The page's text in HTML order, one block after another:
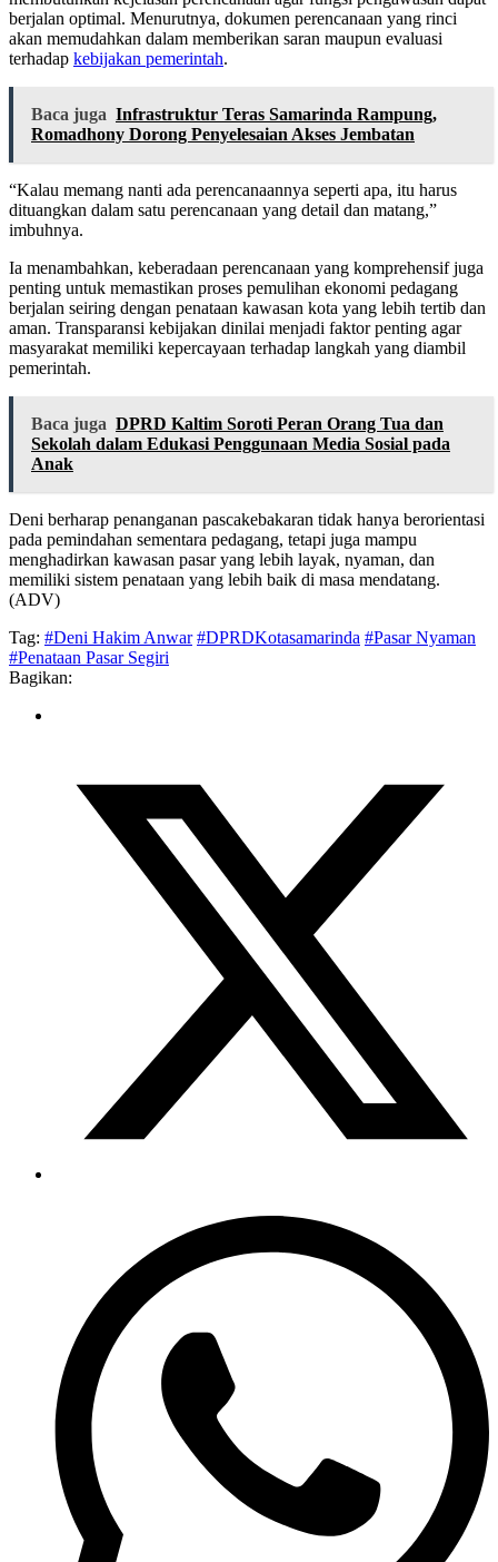
berjalan optimal. Menurutnya, dokumen perencanaan yang rinci
akan memudahkan dalam memberikan saran maupun evaluasi
terhadap kebijakan pemerintah.
Baca juga Infrastruktur Teras Samarinda Rampung,
Romadhony Dorong Penyelesaian Akses Jembatan
“Kalau memang nanti ada perencanaannya seperti apa, itu harus
dituangkan dalam satu perencanaan yang detail dan matang,”
imbuhnya.
Ia menambahkan, keberadaan perencanaan yang komprehensif juga
penting untuk memastikan proses pemulihan ekonomi pedagang
berjalan seiring dengan penataan kawasan kota yang lebih tertib dan
aman. Transparansi kebijakan dinilai menjadi faktor penting agar
masyarakat memiliki kepercayaan terhadap langkah yang diambil
pemerintah.
Baca juga DPRD Kaltim Soroti Peran Orang Tua dan
Sekolah dalam Edukasi Penggunaan Media Sosial pada
Anak
Deni berharap penanganan pascakebakaran tidak hanya berorientasi
pada pemindahan sementara pedagang, tetapi juga mampu
menghadirkan kawasan pasar yang lebih layak, nyaman, dan
memiliki sistem penataan yang lebih baik di masa mendatang.
(ADV)
Tag: #Deni Hakim Anwar #DPRDKotasamarinda #Pasar Nyaman
#Penataan Pasar Segiri
Bagikan: